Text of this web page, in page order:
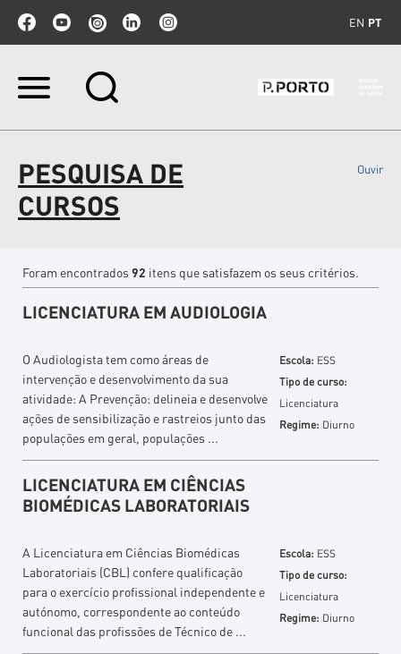
EN PT
Ir
Ir
para
a
navegação
PESQUISA DE
CURSOS
Ouvir
Foram encontrados92 itens que satisfazem os seus critérios.
LICENCIATURA EM AUDIOLOGIA
O Audiologista tem como áreas de
intervenção e desenvolvimento da sua
atividade: A Prevenção: delineia e desenvolve
ações de sensibilização e rastreios junto das
populações em geral, populações ...
Escola: ESS
Tipo de curso:
Licenciatura
Regime: Diurno
LICENCIATURA EM CIÊNCIAS
BIOMÉDICAS LABORATORIAIS
A Licenciatura em Ciências Biomédicas
Laboratoriais (CBL) confere qualificação
para o exercício profissional independente e
autónomo, correspondente ao conteúdo
funcional das profissões de Técnico de ...
Escola: ESS
Tipo de curso:
Licenciatura
Regime: Diurno